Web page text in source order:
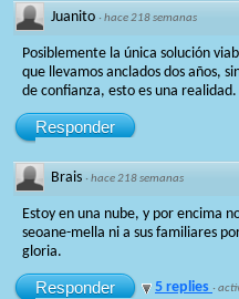
Juanito ·hace 218 semanas
Posiblemente la única solución
que llevamos anclados dos años,
de confianza, esto es una realidad.
Responder
Brais ·hace 218 semanas
Estoy en una nube, y por encima
seoane-mella ni a sus familiares
gloria.
Responder 5 replies ·